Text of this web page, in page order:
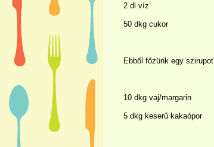
2 dl víz
50 dkg cukor
Ebből főzünk egy szirupot.
10 dkg vaj/margarin
5 dkg keserű kakaópor